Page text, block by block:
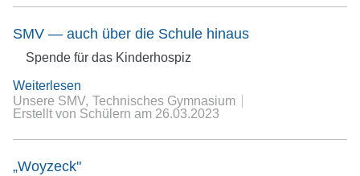
SMV — auch über die Schule hinaus
Spende für das Kinderhospiz
Weiterlesen
Unsere SMV Technisches Gymnasium
Erstellt von Schülern am 26.03.2023
„Woyzeck"